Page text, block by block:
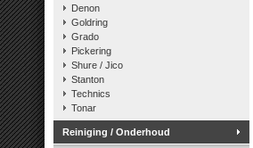
Denon
Goldring
Grado
Pickering
Shure / Jico
Stanton
Technics
Tonar
Reiniging / Onderhoud